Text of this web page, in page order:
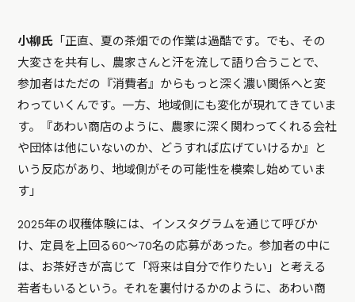
小柳氏 「正直、夏の茶畑での作業は過酷です。でも、その
大変さを共有し、農家さんと汗を流して語り合うことで、
参加者はただの『消費者』からもっと深く濃い関係へと変
わっていくんです。一方、地域側にも変化が現れてきていま
す。『あわい商店のように、農家に深く関わってくれる会社
や団体は他にいないのか、どうすれば広げていけるか』と
いう反応があり、地域側がその可能性を模索し始めていま
す」
2025年の収穫体験には、インスタグラムを通じて呼びか
け、定員を上回る60〜70名の応募があった。参加者の中に
は、お茶好きが高じて「将来は自分で作りたい」と考える
若者もいるという。それを裏付けるかのように、あわい商